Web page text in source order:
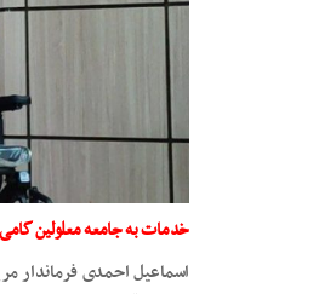
خدمات به جامعه معلولین
اسماعیل احمدی فرماندار